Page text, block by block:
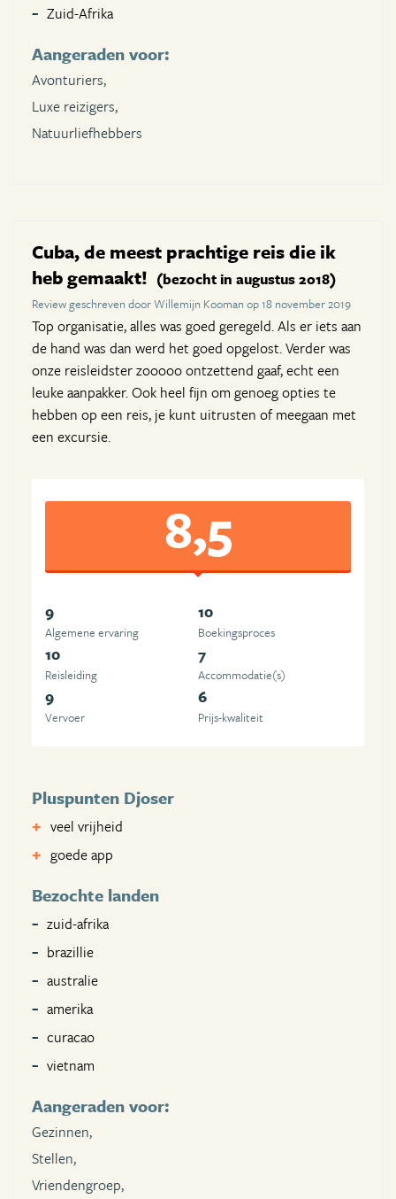
Zuid-Afrika
Aangeraden voor:
Avonturiers,
Luxe reizigers,
Natuurliefhebbers
Cuba, de meest prachtige reis die ik
heb gemaakt! (bezocht in augustus 2018)
Review geschreven door Willemijn Kooman op 18 november 2019
Top organisatie, alles was goed geregeld. Als er iets aan
de hand was dan werd het goed opgelost. Verder was
onze reisleidster zooooo ontzettend gaaf, echt een
leuke aanpakker. Ook heel fijn om genoeg opties te
hebben op een reis, je kunt uitrusten of meegaan met
een excursie.
8,5
9
Algemene ervaring
10
Boekingsproces
10
Reisleiding
7
Accommodatie(s)
9
Vervoer
6
Prijs-kwaliteit
Pluspunten Djoser
veel vrijheid
goede app
Bezochte landen
zuid-afrika
brazillie
australie
amerika
curacao
vietnam
Aangeraden voor:
Gezinnen,
Stellen,
Vriendengroep,